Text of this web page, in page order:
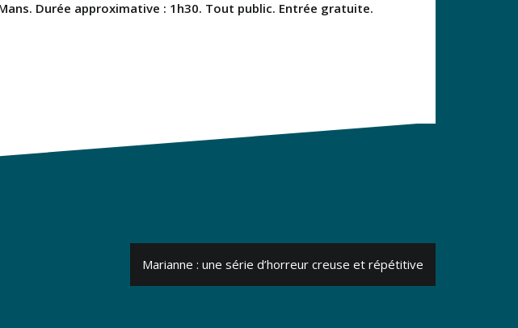
Durée approximative : 1h30. Tout public. Entrée gratuite.
Marianne : une série d’horreur creuse et répétitive